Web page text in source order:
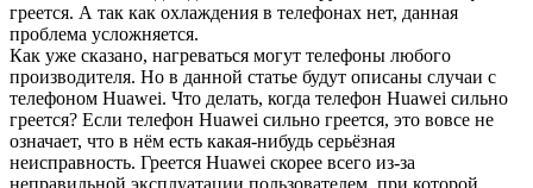
греется. А так как охлаждения в телефонах нет, данная
проблема усложняется.
Как уже сказано, нагреваться могут телефоны любого
производителя. Но в данной статье будут описаны случаи с
телефоном Huawei. Что делать, когда телефон Huawei сильно
греется? Если телефон Huawei сильно греется, это вовсе не
означает, что в нём есть какая-нибудь серьёзная
неисправность. Греется Huawei скорее всего из-за